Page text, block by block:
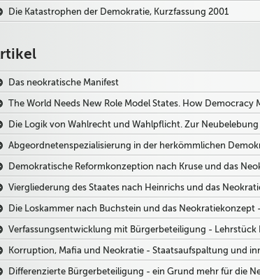
Die Katastrophen der Demokratie, Kurzfassung 2001
Das neokratische Manifest
The World Needs New Role Model States. How Democracy
Die Logik von Wahlrecht und Wahlpflicht. Zur
Abgeordnetenspezialisierung in der herkömmlichen
Demokratische Reformkonzeption nach Kruse und das
Viergliederung des Staates nach Heinrichs und das
Die Loskammer nach Buchstein und das Neokratiekonzept
Verfassungsentwicklung mit Bürgerbeteiligung - Lehrstück
Korruption, Mafia und Neokratie - Staatsaufspaltung und
Differenzierte Bürgerbeteiligung - ein Grund mehr für die